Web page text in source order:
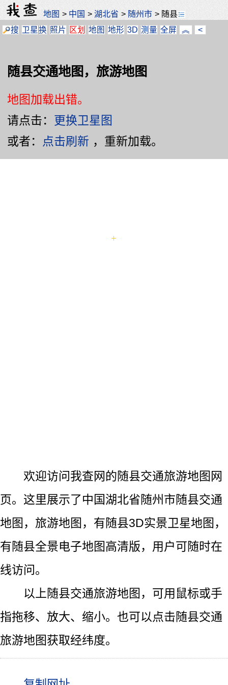
地图 > 中国 >湖北省 > 随州市 > 随县
搜 卫星换 照片 区划 地图 地形 3D 测量 全屏 ︽ <
随县交通地图，旅游地图
地图加载出错。
请点击： 更换卫星图
或者： 点击刷新 ，重新加载。
欢迎访问我查网的随县交通旅游地图网
页。这里展示了中国湖北省随州市随县交通
地图，旅游地图，有随县3D实景卫星地图，
有随县全景电子地图高清版，用户可随时在
线访问。
以上随县交通旅游地图，可用鼠标或手
指拖移、放大、缩小。也可以点击随县交通
旅游地图获取经纬度。